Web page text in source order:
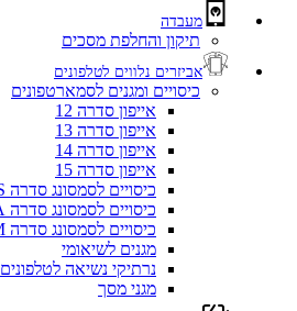
מעבדה
תיקון והחלפת מסכים
אביזרים נלווים לטלפונים
כיסויים ומגנים לסמארטפונים
אייפון סדרה 12
אייפון סדרה 13
אייפון סדרה 14
אייפון סדרה 15
כיסויים לסמסונג סדרה S
כיסויים לסמסונג סדרה A
כיסויים לסמסונג סדרה M
מגנים לשיאומי
נרתיקי נשיאה לטלפונים
מגני מסך